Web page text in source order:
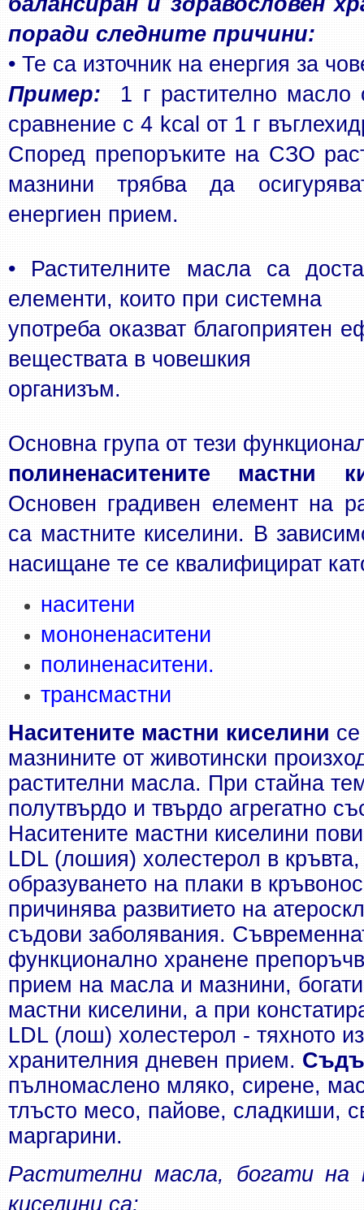
поради следните причини:
• Те са източник на енергия за
Пример:
1 г растително масло
сравнение с 4 kcal от 1 г
Според препоръките на СЗО
мазнини трябва да
енергиен прием.
• Растителните масла са
елементи, които при системна
употреба оказват благоприятен
веществата в човешкия
организъм.
полиненаситените мастни
Основен градивен елемент на
са мастните киселини. В
насищане те се квалифицират
наситени
мононенаситени
полиненаситени.
трансмастни
Наситените мастни киселини
мазнините от животински
растителни масла. При стайна
полутвърдо и твърдо агрегатно
Наситените мастни киселини
LDL (лошия) холестерол в
образуването на плаки в
причинява развитието на
съдови заболявания.
функционално хранене
прием на масла и мазнини,
мастни киселини, а при
LDL (лош) холестерол - тяхното
хранителния дневен прием.
пълномаслено мляко, сирене,
тлъсто месо, пайове, сладкиши,
маргарини.
Растителни масла, богати на
киселини са: